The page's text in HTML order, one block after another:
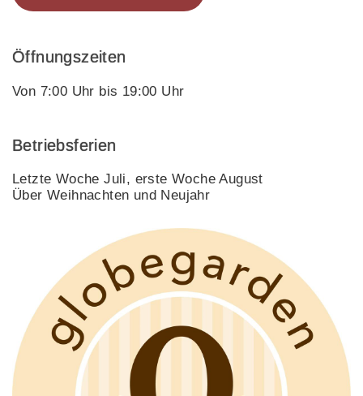
Öffnungszeiten
Von 7:00 Uhr bis 19:00 Uhr
Betriebsferien
Letzte Woche Juli, erste Woche August
Über Weihnachten und Neujahr